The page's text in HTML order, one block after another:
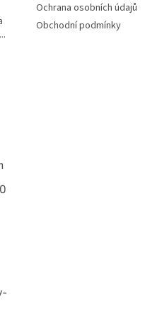
Ochrana osobních údajů
Obchodní podmínky